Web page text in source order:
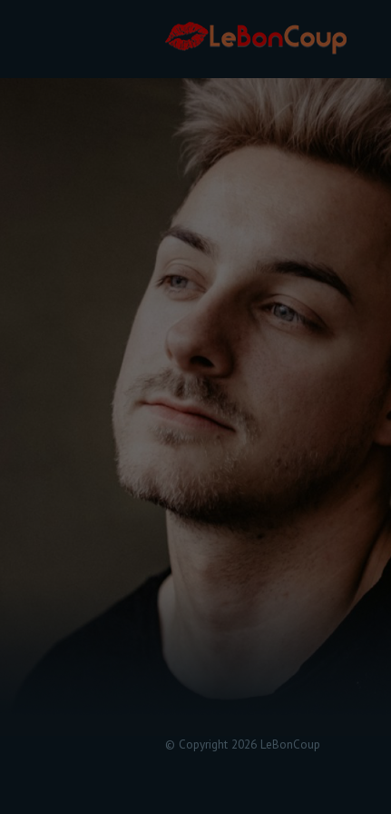
© Copyright 2026 LeBonCoup